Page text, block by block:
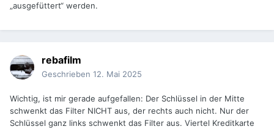
„ausgefüttert“ werden.
rebafilm
Geschrieben 12. Mai 2025
Wichtig, ist mir gerade aufgefallen: Der Schlüssel in der Mitte
schwenkt das Filter NICHT aus, der rechts auch nicht. Nur der
Schlüssel ganz links schwenkt das Filter aus. Viertel Kreditkarte